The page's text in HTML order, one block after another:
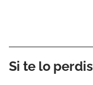
Si te lo